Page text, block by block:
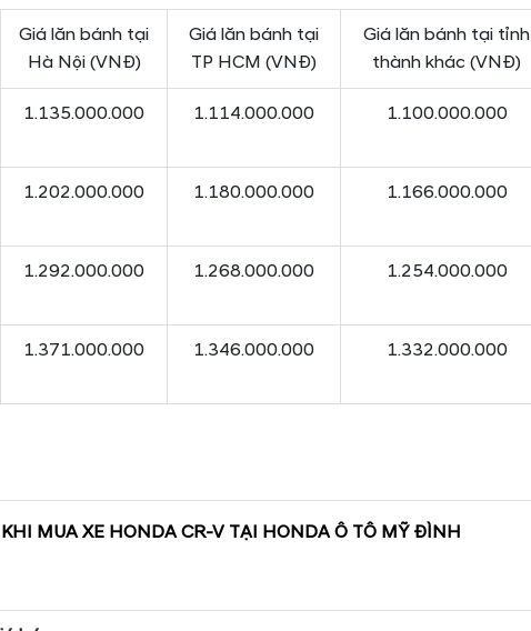
Giá lăn bánh tại
Hà Nội (VNĐ)
Giá lăn bánh tại
TP HCM (VNĐ)
Giá lăn bánh tại tỉnh
thành khác (VNĐ)
1.135.000.000 1.114.000.000 1.100.000.000
1.202.000.000 1.180.000.000 1.166.000.000
1.292.000.000 1.268.000.000 1.254.000.000
1.371.000.000 1.346.000.000 1.332.000.000
MUA XE HONDA CR-V TẠI HONDA Ô TÔ MỸ ĐÌNH